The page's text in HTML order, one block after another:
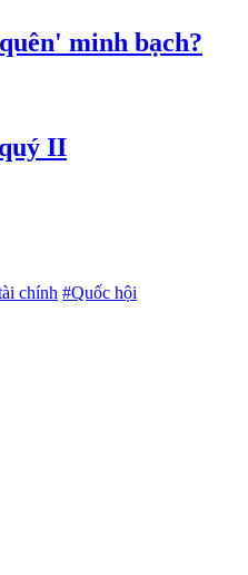
minh bạch?
II
chính #Quốc hội